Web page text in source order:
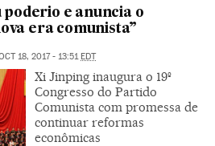
poderio e anuncia o
era comunista”
18, 2017 - 13:51 EDT
Xi Jinping inaugura o 19º
Congresso do Partido
Comunista com promessa de
continuar reformas
econômicas